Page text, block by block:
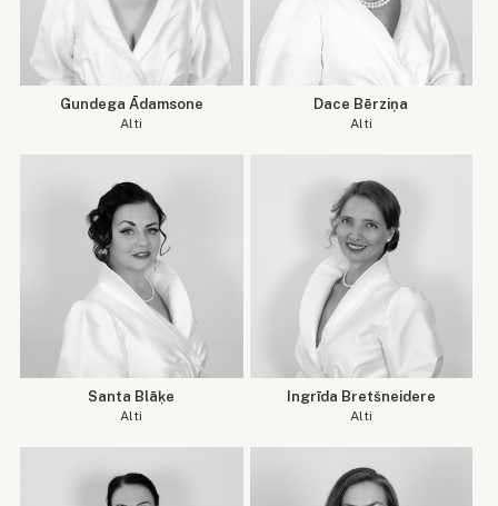
Gundega Ādamsone
Alti
Dace Bērziņa
Alti
Santa Blāķe
Alti
Ingrīda Bretšneidere
Alti